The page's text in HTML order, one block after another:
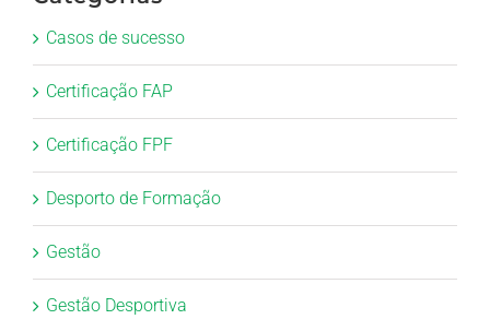
Casos de sucesso
Certificação FAP
Certificação FPF
Desporto de Formação
Gestão
Gestão Desportiva